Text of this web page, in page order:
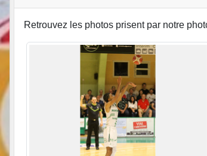
Retrouvez les photos prisent par notre